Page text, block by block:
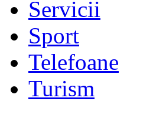
Servicii
Sport
Telefoane
Turism